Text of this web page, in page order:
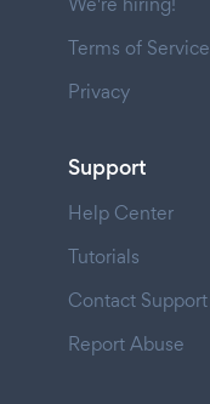
Terms of Service
Privacy
Support
Help Center
Tutorials
Contact Support
Report Abuse